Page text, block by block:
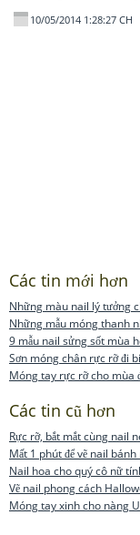
10/05/2014 1:28:27 CH
Các tin mới hơn
Những màu nail lý tưởng
Những mẫu móng thanh
9 mẫu nail sửng sốt mùa
Sơn móng chân rực rỡ đi
Móng tay rực rỡ cho mùa
Các tin cũ hơn
Rực rỡ, bắt mắt cùng nail
Mất 1 phút để vẽ nail
Nail hoa cho quý cô nữ
Vẽ nail phong cách
Móng tay xinh cho nàng